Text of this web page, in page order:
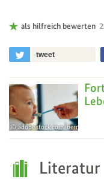
als hilfreich bewerten
tweet
adobe.stock.com/bernardbodo
Literatur